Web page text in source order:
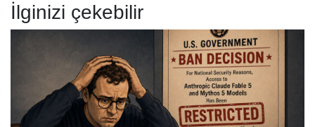
İlginizi çekebilir